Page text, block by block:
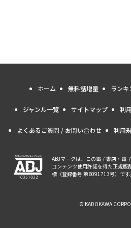
ホーム 無料話増量 ランキ
ジャンル一覧 サイトマップ 利
よくあるご質問 / お問い合わせ 利用
ABJマークは、この電子書店・電
コンテンツ使用許諾を得た正規
標（登録番号 第6091713号）です。
© KADOKAWA